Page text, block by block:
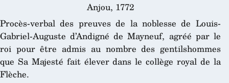
Anjou, 1772
Procès-verbal des preuves de la noblesse de Louis-
Gabriel-Auguste d’Andigné de Mayneuf, agréé par le
roi pour être admis au nombre des gentilshommes
que Sa Majesté fait élever dans le collège royal de la
Flèche.